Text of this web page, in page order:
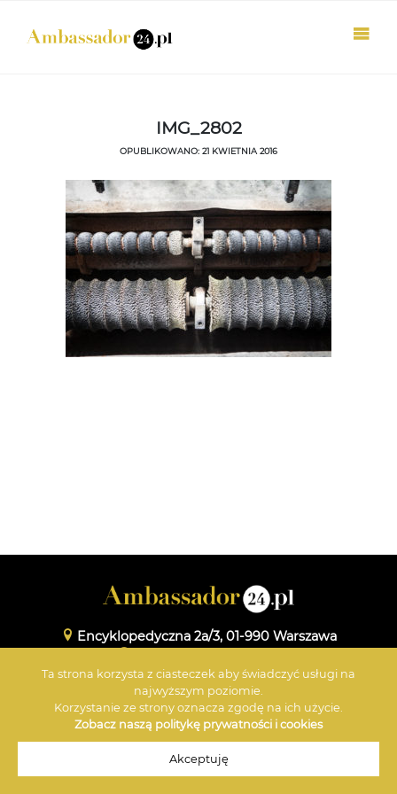
IMG_2802
OPUBLIKOWANO: 21 KWIETNIA 2016
Encyklopedyczna 2a/3, 01-990 Warszawa
+48 601 359 696
Ta strona korzysta z ciasteczek aby świadczyć usługi na
najwyższym poziomie.
Korzystanie ze strony oznacza zgodę na ich użycie.
Zobacz naszą politykę prywatności i cookies
Akceptuję